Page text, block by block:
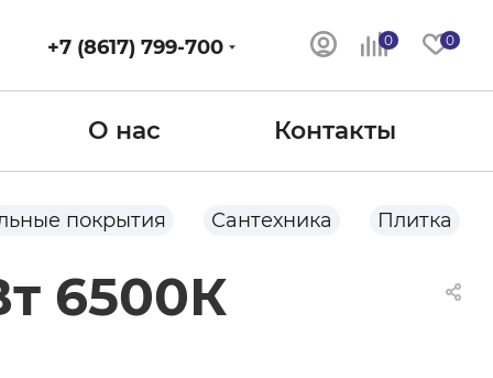
0 0
+7 (8617) 799-700
О нас Контакты
покрытия Сантехника Плитка
6500К